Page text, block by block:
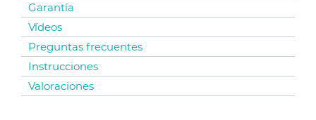
Garantía
Vídeos
Preguntas frecuentes
Instrucciones
Valoraciones